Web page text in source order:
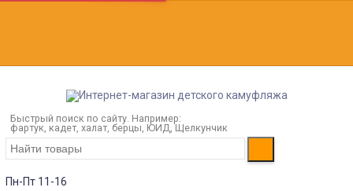
Быстрый поиск по сайту. Например:
фартук, кадет, халат, берцы, ЮИД, Щелкунчик
Пн-Пт 11-16